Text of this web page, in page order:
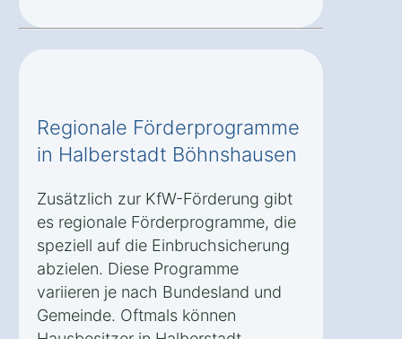
Regionale Förderprogramme
in Halberstadt Böhnshausen
Zusätzlich zur KfW-Förderung gibt
es regionale Förderprogramme, die
speziell auf die Einbruchsicherung
abzielen. Diese Programme
variieren je nach Bundesland und
Gemeinde. Oftmals können